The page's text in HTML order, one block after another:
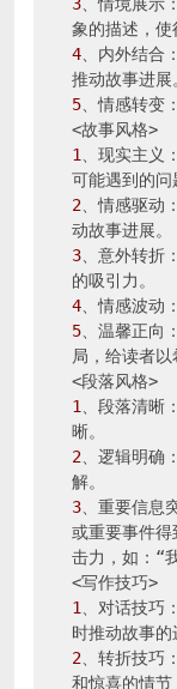
4 、内外结
5 、情感转变
1
、现实主义
2 、情感驱动
3 、意外转
4
5 、温馨正向
局，给读者以
1
、段落清晰
2 、逻辑明确
3 、重要信息
或重要事件
击力，如：“
1
、对话技巧
2 、转折技